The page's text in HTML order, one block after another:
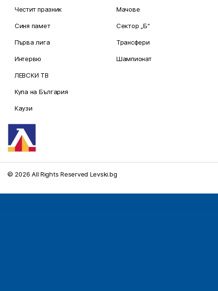
Честит празник
Синя памет
Първа лига
Интервю
ЛЕВСКИ ТВ
Купа на България
Каузи
Мачове
Сектор „Б“
Трансфери
Шампионат
© 2026 All Rights Reserved Levski.bg